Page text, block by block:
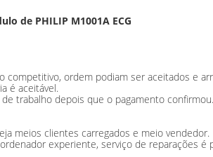
de PHILIP M1001A ECG
ordem podiam ser aceitados e
é aceitável.
trabalho depois que o pagamento
meios clientes carregados e meio vendedor.
experiente, serviço de reparações é